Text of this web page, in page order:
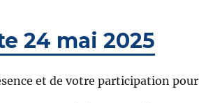
24 mai 2025
et de votre participation